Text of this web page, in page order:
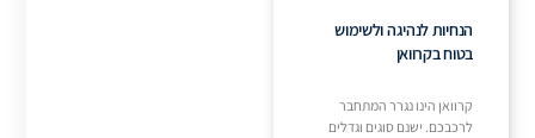
הנחיות לנהיגה ולשימוש
בטוח בקרוואן
קרוואן הינו נגרר המתחבר
לרכבכם. ישנם סוגים וגדלים